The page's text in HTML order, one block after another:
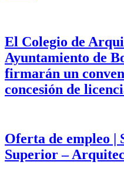
El Colegio de
Ayuntamiento de
firmarán un
concesión de
Oferta de empleo
Superior –